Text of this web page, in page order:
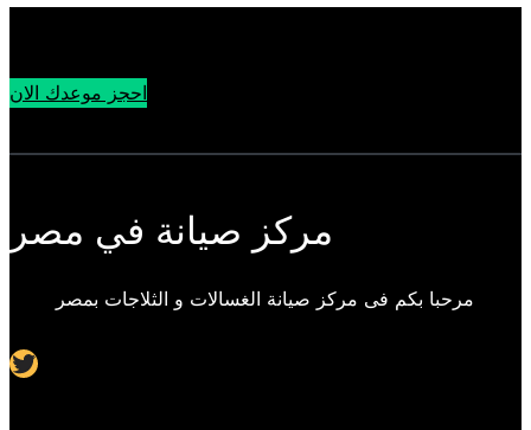
احجز موعدك الان
مركز صيانة في مصر
مرحبا بكم فى مركز صيانة الغسالات و الثلاجات بمصر
Twitter